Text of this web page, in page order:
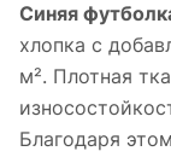
Синяя
хлопка с
м². Плотная
Благодаря